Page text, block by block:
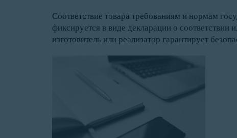
Соответствие товара требованиям и нормам
фиксируется в виде декларации о
изготовитель или реализатор гарантирует